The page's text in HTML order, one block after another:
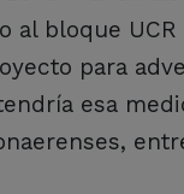
al bloque UCR
para
esa